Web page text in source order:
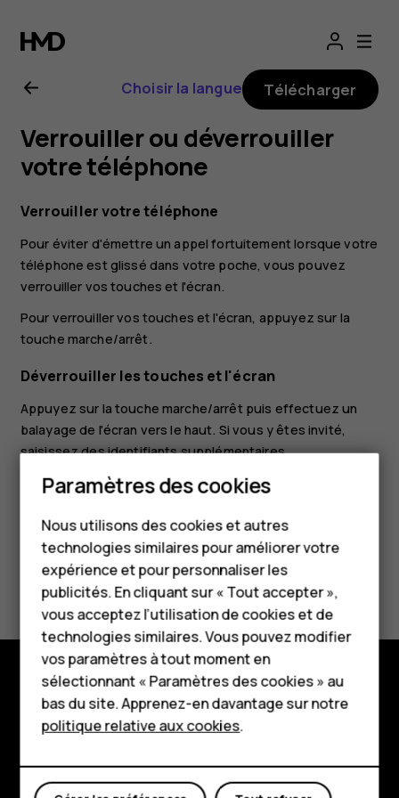
Guide
de
l'utilisateur
Nokia
G22
Smartphones
Téléphones classiques
Accessoires
HMD Terra M
Pour les entreprises
Tablettes
Boutique
Choisir la langue Télécharger
Verrouiller ou déverrouiller
votre téléphone
Verrouiller votre téléphone
Pour éviter d'émettre un appel fortuitement lorsque votre
téléphone est glissé dans votre poche, vous pouvez
verrouiller vos touches et l'écran.
Pour verrouiller vos touches et l'écran, appuyez sur la
touche marche/arrêt.
Déverrouiller les touches et l'écran
Appuyez sur la touche marche/arrêt puis effectuez un
balayage de l'écran vers le haut. Si vous y êtes invité,
saisissez des identifiants supplémentaires.
Avez-vous trouvé cela utile?
Oui Non
Boutique
À propos
Planet and people
Paramètres des cookies
Nous utilisons des cookies et autres
technologies similaires pour améliorer votre
expérience et pour personnaliser les
publicités. En cliquant sur « Tout accepter »,
vous acceptez l’utilisation de cookies et de
technologies similaires. Vous pouvez modifier
vos paramètres à tout moment en
sélectionnant « Paramètres des cookies » au
bas du site. Apprenez-en davantage sur notre
politique relative aux cookies.